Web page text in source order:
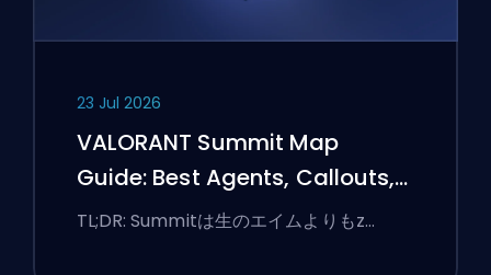
23 Jul 2026
VALORANT Summit Map
Guide: Best Agents, Callouts,
and Smokes
TL;DR: Summitは生のエイムよりもz…